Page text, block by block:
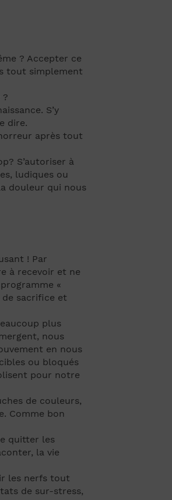
? Accepter ce
tout simplement
?
S’y
dire.
après tout
S’autoriser à
ludiques ou
douleur qui nous
! Par
à recevoir et ne
«
de sacrifice et
plus
nous
en nous
ou bloqués
pour notre
de couleurs,
Comme bon
quitter les
la vie
les nerfs tout
de sur-stress,